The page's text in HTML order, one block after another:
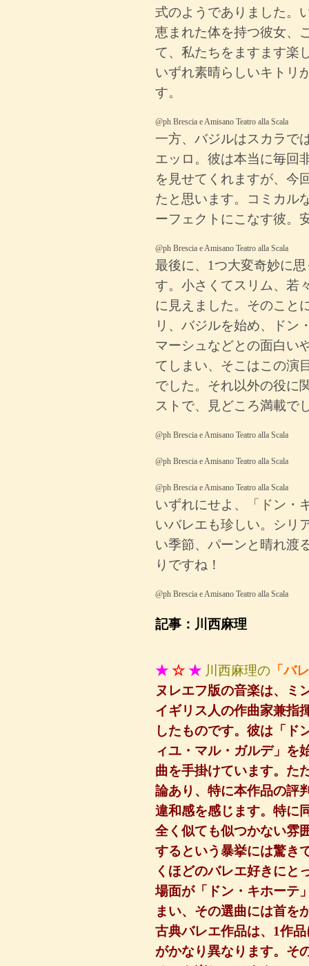
式のようでありました。
恵まれた体を持つ彼女、
て、私たちをますます楽
いずれ素晴らしいキトリ
す。
@ph Brescia e Amisano Teatro alla Scala
一方、バジルはスカラで
エッロ。彼は本当に毎回
を見せてくれますが、今
たと思います。コミカル
ーフェクトにこなす彼。
@ph Brescia e Amisano Teatro alla Scala
最後に、1つ大変奇妙に
す。小さくてスリム、若
に見えました。そのこと
リ、バジルを始め、ドン
マーシュなどとの面白い
てしまい、そこはこの演
でした。それ以外の役に
ストで、見どころ満載で
@ph Brescia e Amisano Teatro alla Scala
@ph Brescia e Amisano Teatro alla Scala
@ph Brescia e Amisano Teatro alla Scala
いずれにせよ、「ドン・
いバレエも珍しい。シリ
い季節、パーンと晴れ渡
りですね！
@ph Brescia e Amisano Teatro alla Scala
記事：川西麻理
★ ☆ ★ 川西麻理の 「バ
ヌレエフ版の音楽は、ミ
イギリス人の作曲家兼指
したものです。彼は「ド
ィユ・マル・ガルデ」を
曲を手掛けています。た
論あり、特に本作品の評
違和感を感じます。特に
全く似ても似つかない雰
するという暴挙には驚き
くほどのバレエ好きにと
場面が「ドン・キホーテ
まい、その選曲には首を
古典バレエ作品は、1作
がかなり異なります。そ